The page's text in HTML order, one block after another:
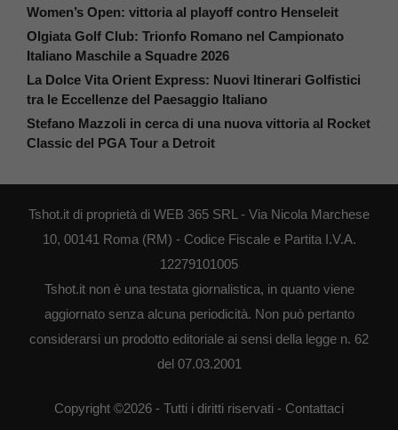
Women’s Open: vittoria al playoff contro Henseleit
Olgiata Golf Club: Trionfo Romano nel Campionato
Italiano Maschile a Squadre 2026
La Dolce Vita Orient Express: Nuovi Itinerari Golfistici
tra le Eccellenze del Paesaggio Italiano
Stefano Mazzoli in cerca di una nuova vittoria al Rocket
Classic del PGA Tour a Detroit
Tshot.it di proprietà di WEB 365 SRL - Via Nicola Marchese
10, 00141 Roma (RM) - Codice Fiscale e Partita I.V.A.
12279101005
Tshot.it non è una testata giornalistica, in quanto viene
aggiornato senza alcuna periodicità. Non può pertanto
considerarsi un prodotto editoriale ai sensi della legge n. 62
del 07.03.2001
Copyright ©2026 - Tutti i diritti riservati - Contattaci